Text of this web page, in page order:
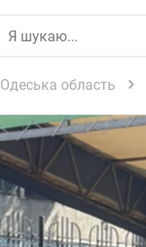
Одеська область